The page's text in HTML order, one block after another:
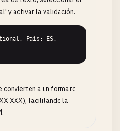
y activar la validación.
País: ES,
convierten a un formato
XXX), facilitando la